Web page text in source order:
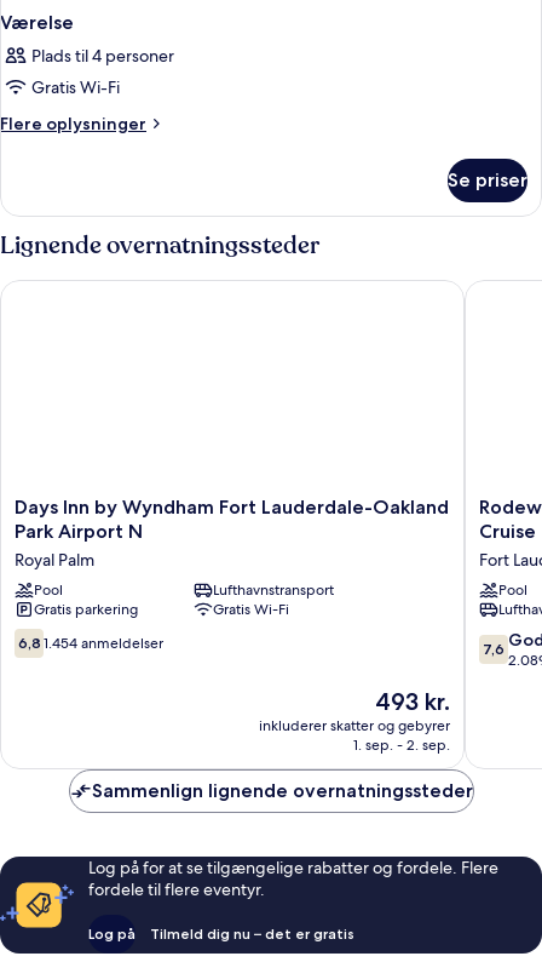
Værelse
Plads til 4 personer
Gratis Wi-Fi
Flere oplysninger
Flere
Se priser
Lignende overnatningssteder
Days
Inn
Wyndham
Fort
Lauderdale-
Oakland
Park
Days Inn by Wyndham Fort Lauderdale-Oakland
Park Airport N
Royal Palm
Pool
Lufthavnstransport
Gratis parkering
Gratis Wi-Fi
6.8
ud
6,8 1.454 anmeldelser
Prisen
493 kr.
493 kr.
inkluderer skatter og gebyrer
1. sep. - 2. sep.
Days Inn by Wyndham Fort Lauderdale-Oakland Park Airport
Inn
Suites
Fort
Airport
&
Fort
Pool
7.6
ud
7,6
Sammenlign lignende overnatningssteder
Log på for at se tilgængelige rabatter og fordele. Flere
fordele til flere eventyr.
Log på Tilmeld dig nu – det er gratis